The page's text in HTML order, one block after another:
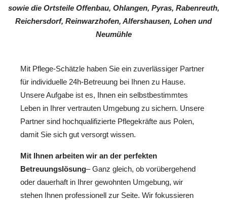
sowie die Ortsteile Offenbau, Ohlangen, Pyras, Rabenreuth,
Reichersdorf, Reinwarzhofen, Alfershausen, Lohen und
Neumühle
Mit Pflege-Schätzle haben Sie ein zuverlässiger Partner
für individuelle 24h-Betreuung bei Ihnen zu Hause.
Unsere Aufgabe ist es, Ihnen ein selbstbestimmtes
Leben in Ihrer vertrauten Umgebung zu sichern. Unsere
Partner sind hochqualifizierte Pflegekräfte aus Polen,
damit Sie sich gut versorgt wissen.
Mit Ihnen arbeiten wir an der perfekten
Betreuungslösung– Ganz gleich, ob vorübergehend
oder dauerhaft in Ihrer gewohnten Umgebung, wir
stehen Ihnen professionell zur Seite. Wir fokussieren